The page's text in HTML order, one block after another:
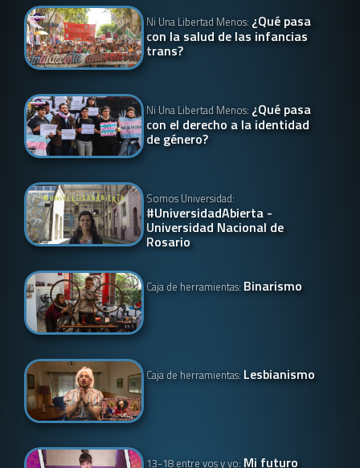
Ni Una Libertad Menos: ¿Qué pasa
con la salud de las infancias
trans?
Ni Una Libertad Menos: ¿Qué pasa
con el derecho a la identidad
de género?
Somos Universidad:
#UniversidadAbierta -
Universidad Nacional de
Rosario
Caja de herramientas: Binarismo
Caja de herramientas: Lesbianismo
13-18 entre vos y yo: Mi futuro